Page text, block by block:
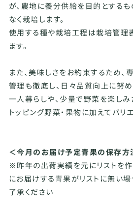
が、農地に養分供給を目的とする
なく栽培します。
使用する種や栽培工程は栽培管理
ます。
また、美味しさをお約束するため、
管理も徹底し、日々品質向上に努め
一人暮らしや、少量で野菜を楽しみ
トッピング野菜・果物に加えてバリ
＜今月のお届け予定青果の保存方
※昨年の出荷実績を元にリストを作
にお届けする青果がリストに無い場
了承ください